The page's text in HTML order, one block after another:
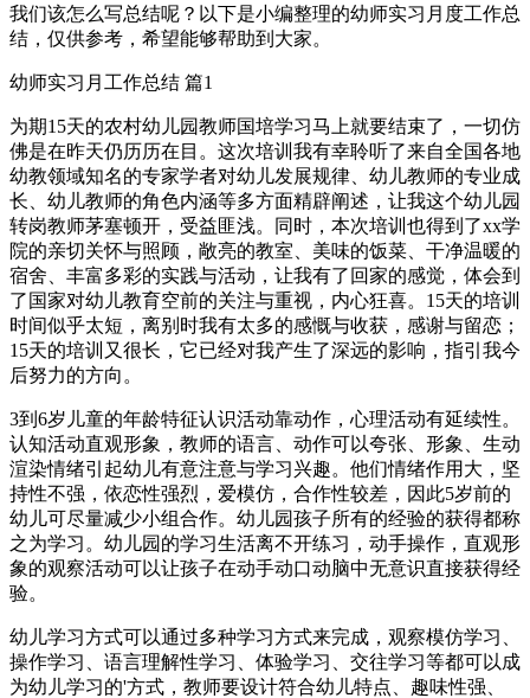
我们该怎么写总结呢？以下是小编整理的幼师实习月度工作总
结，仅供参考，希望能够帮助到大家。
幼师实习月工作总结 篇1
为期15天的农村幼儿园教师国培学习马上就要结束了，一切仿
佛是在昨天仍历历在目。这次培训我有幸聆听了来自全国各地
幼教领域知名的专家学者对幼儿发展规律、幼儿教师的专业成
长、幼儿教师的角色内涵等多方面精辟阐述，让我这个幼儿园
转岗教师茅塞顿开，受益匪浅。同时，本次培训也得到了xx学
院的亲切关怀与照顾，敞亮的教室、美味的饭菜、干净温暖的
宿舍、丰富多彩的实践与活动，让我有了回家的感觉，体会到
了国家对幼儿教育空前的关注与重视，内心狂喜。15天的培训
时间似乎太短，离别时我有太多的感慨与收获，感谢与留恋；
15天的培训又很长，它已经对我产生了深远的影响，指引我今
后努力的方向。
3到6岁儿童的年龄特征认识活动靠动作，心理活动有延续性。
认知活动直观形象，教师的语言、动作可以夸张、形象、生动
渲染情绪引起幼儿有意注意与学习兴趣。他们情绪作用大，坚
持性不强，依恋性强烈，爱模仿，合作性较差，因此5岁前的
幼儿可尽量减少小组合作。幼儿园孩子所有的经验的获得都称
之为学习。幼儿园的学习生活离不开练习，动手操作，直观形
象的观察活动可以让孩子在动手动口动脑中无意识直接获得经
验。
幼儿学习方式可以通过多种学习方式来完成，观察模仿学习、
操作学习、语言理解性学习、体验学习、交往学习等都可以成
为幼儿学习的'方式，教师要设计符合幼儿特点、趣味性强、